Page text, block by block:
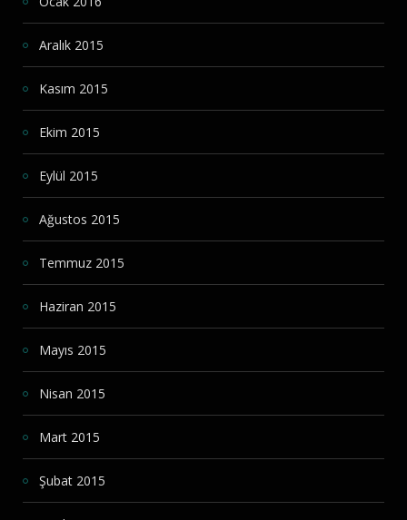
Aralık 2015
Kasım 2015
Ekim 2015
Eylül 2015
Ağustos 2015
Temmuz 2015
Haziran 2015
Mayıs 2015
Nisan 2015
Mart 2015
Şubat 2015